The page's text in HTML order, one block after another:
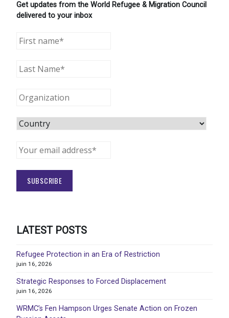
Get updates from the World Refugee & Migration Council
delivered to your inbox
LATEST POSTS
Refugee Protection in an Era of Restriction
juin 16, 2026
Strategic Responses to Forced Displacement
juin 16, 2026
WRMC’s Fen Hampson Urges Senate Action on Frozen